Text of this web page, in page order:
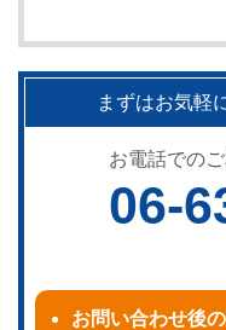
まずはお気軽
お電話での
06-
お問い合わせ後